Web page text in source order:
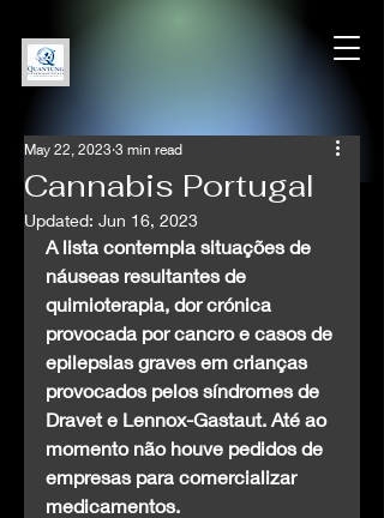
Cannabis Portugal
May 22, 2023 3 min read
Updated: Jun 16, 2023
A lista contempla situações de
náuseas resultantes de
quimioterapia, dor crónica
provocada por cancro e casos de
epilepsias graves em crianças
provocados pelos síndromes de
Dravet e Lennox-Gastaut. Até ao
momento não houve pedidos de
empresas para comercializar
medicamentos.